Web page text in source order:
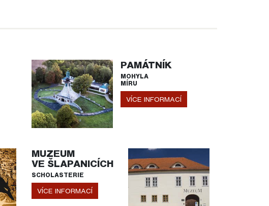
PAMÁTNÍK
MOHYLA
MÍRU
VÍCE INFORMACÍ
MUZEUM
VE ŠLAPANICÍCH
SCHOLASTERIE
VÍCE INFORMACÍ